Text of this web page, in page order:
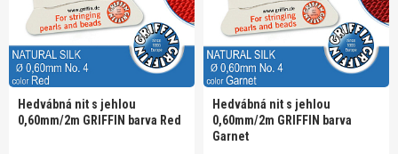
Hedvábná nit s jehlou
0,60mm/2m GRIFFIN barva Red
Hedvábná nit s jehlou
0,60mm/2m GRIFFIN barva
Garnet